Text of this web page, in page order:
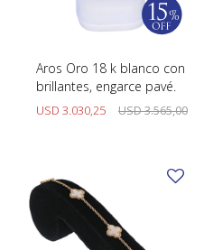
Aros Oro 18 k blanco con
brillantes, engarce pavé.
USD 3.030,25 USD3.565,00